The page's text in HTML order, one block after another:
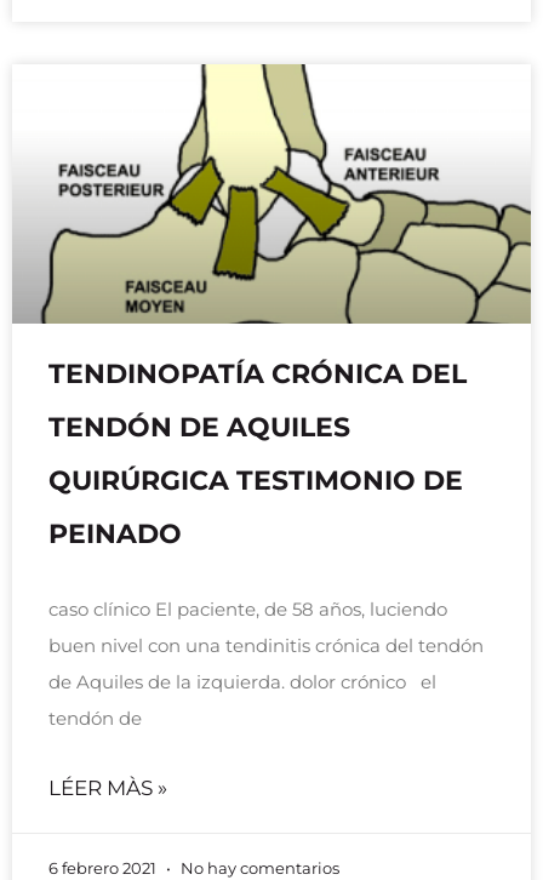
TENDINOPATÍA CRÓNICA DEL
TENDÓN DE AQUILES
QUIRÚRGICA TESTIMONIO DE
PEINADO
caso clínico El paciente, de 58 años, luciendo
buen nivel con una tendinitis crónica del tendón
de Aquiles de la izquierda. dolor crónico el
tendón de
LÉER MÀS »
6 febrero 2021 No hay comentarios